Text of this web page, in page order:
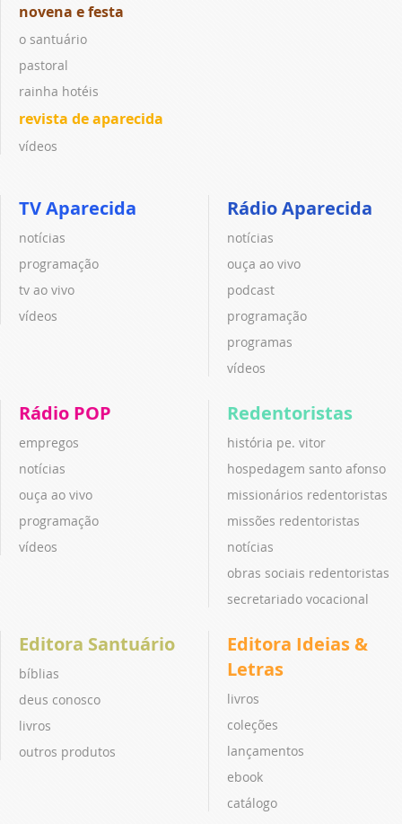
novena e festa
o santuário
pastoral
rainha hotéis
revista de aparecida
vídeos
TV Aparecida
notícias
programação
tv ao vivo
vídeos
Rádio Aparecida
notícias
ouça ao vivo
podcast
programação
programas
vídeos
Rádio POP
empregos
notícias
ouça ao vivo
programação
vídeos
Redentoristas
história pe. vitor
hospedagem santo afonso
missionários redentoristas
missões redentoristas
notícias
obras sociais redentoristas
secretariado vocacional
Editora Santuário
bíblias
deus conosco
livros
outros produtos
Editora Ideias &
Letras
livros
coleções
lançamentos
ebook
catálogo